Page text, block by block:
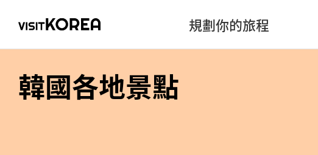
規劃你的旅程
韓國各地景點